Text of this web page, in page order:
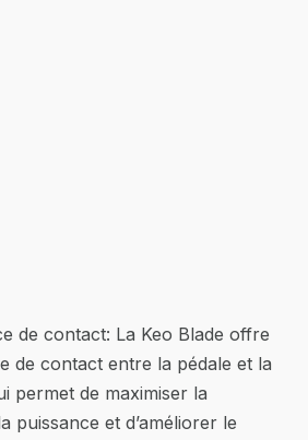
de contact: La Keo Blade offre
de contact entre la pédale et la
permet de maximiser la
puissance et d’améliorer le